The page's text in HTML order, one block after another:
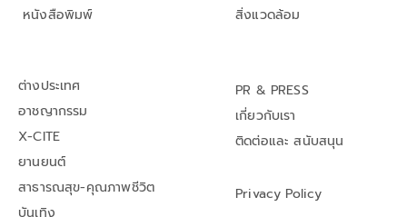
หนังสือพิมพ์
สิ่งแวดล้อม
ต่างประเทศ
อาชญากรรม
X-CITE
ยานยนต์
สาธารณสุข-คุณภาพชีวิต
บันเทิง
PR & PRESS
เกี่ยวกับเรา
ติดต่อและ สนับสนุน
Privacy Policy